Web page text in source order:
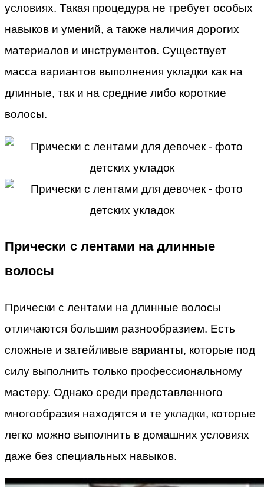
условиях. Такая процедура не требует особых
навыков и умений, а также наличия дорогих
материалов и инструментов. Существует
масса вариантов выполнения укладки как на
длинные, так и на средние либо короткие
волосы.
Прически с лентами на длинные
волосы
Прически с лентами на длинные волосы
отличаются большим разнообразием. Есть
сложные и затейливые варианты, которые под
силу выполнить только профессиональному
мастеру. Однако среди представленного
многообразия находятся и те укладки, которые
легко можно выполнить в домашних условиях
даже без специальных навыков.